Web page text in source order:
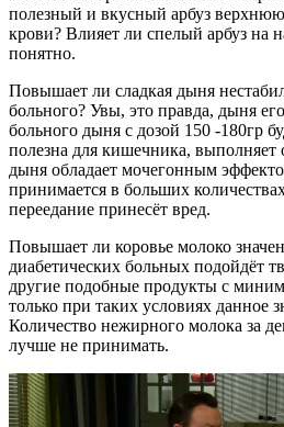
полезный и вкусный арбуз
крови? Влияет ли спелый арбуз на
понятно.
Повышает ли сладкая дыня
больного? Увы, это правда, дыня
больного дыня с дозой 150 -180гр
полезна для кишечника, выполняет
дыня обладает мочегонным
принимается в больших
переедание принесёт вред.
Повышает ли коровье молоко
диабетических больных подойдёт
другие подобные продукты с
только при таких условиях данное
Количество нежирного молока за
лучше не принимать.